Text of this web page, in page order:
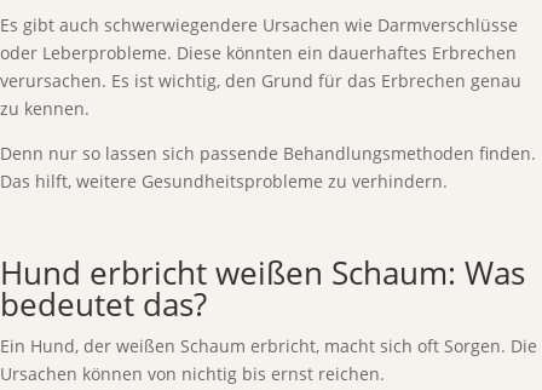
Es gibt auch schwerwiegendere Ursachen wie Darmverschlüsse
oder Leberprobleme. Diese könnten ein dauerhaftes Erbrechen
verursachen. Es ist wichtig, den Grund für das Erbrechen genau
zu kennen.
Denn nur so lassen sich passende Behandlungsmethoden finden.
Das hilft, weitere Gesundheitsprobleme zu verhindern.
Hund erbricht weißen Schaum: Was
bedeutet das?
Ein Hund, der weißen Schaum erbricht, macht sich oft Sorgen. Die
Ursachen können von nichtig bis ernst reichen.